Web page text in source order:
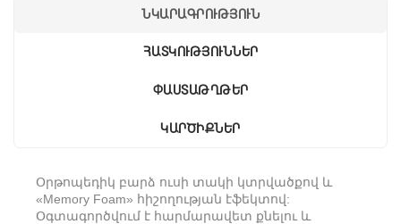
ՆԿԱՐԱԳՐՈՒԹՅՈՒՆ
ՀԱՏԿՈՒԹՅՈՒՆՆԵՐ
ՓԱՍՏԱԹՂԹԵՐ
ԿԱՐԾԻՔՆԵՐ
Օրթոպեդիկ բարձ ուսի տակի կտրվածքով և
«Memory Foam» հիշողության էֆեկտով:
Օգտագործվում է հարմարավետ քնելու և